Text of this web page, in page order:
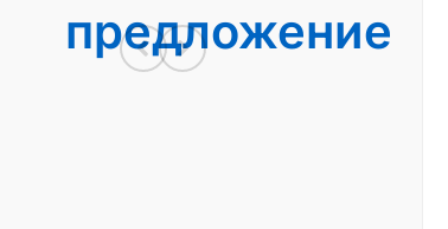
предложение